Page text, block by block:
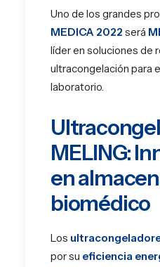
Uno de los grandes
MEDICA 2022 será
líder en soluciones de
ultracongelación para
laboratorio.
MELING:
en
biomédico
Los
por su eficiencia